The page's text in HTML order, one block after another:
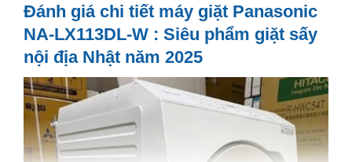
Đánh giá chi tiết máy giặt Panasonic
NA-LX113DL-W : Siêu phẩm giặt sấy
nội địa Nhật năm 2025